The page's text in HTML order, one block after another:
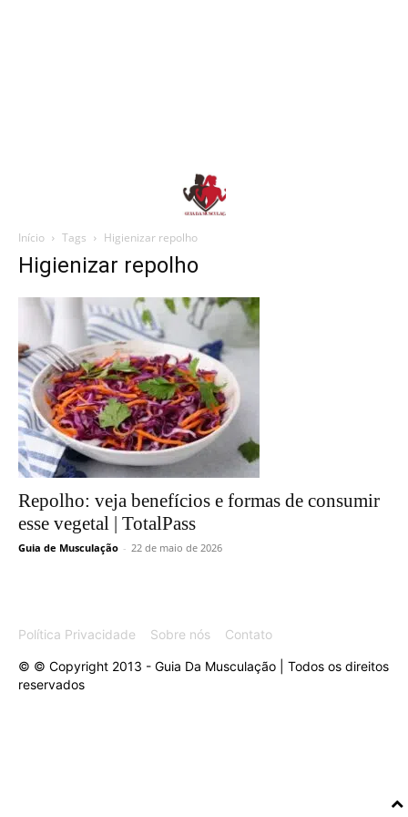
Início Tags Higienizar repolho
Higienizar repolho
Repolho: veja benefícios e formas de consumir
esse vegetal | TotalPass
Guia de Musculação - 22 de maio de 2026
Política Privacidade Sobre nós Contato
© © Copyright 2013 - Guia Da Musculação | Todos os direitos
reservados